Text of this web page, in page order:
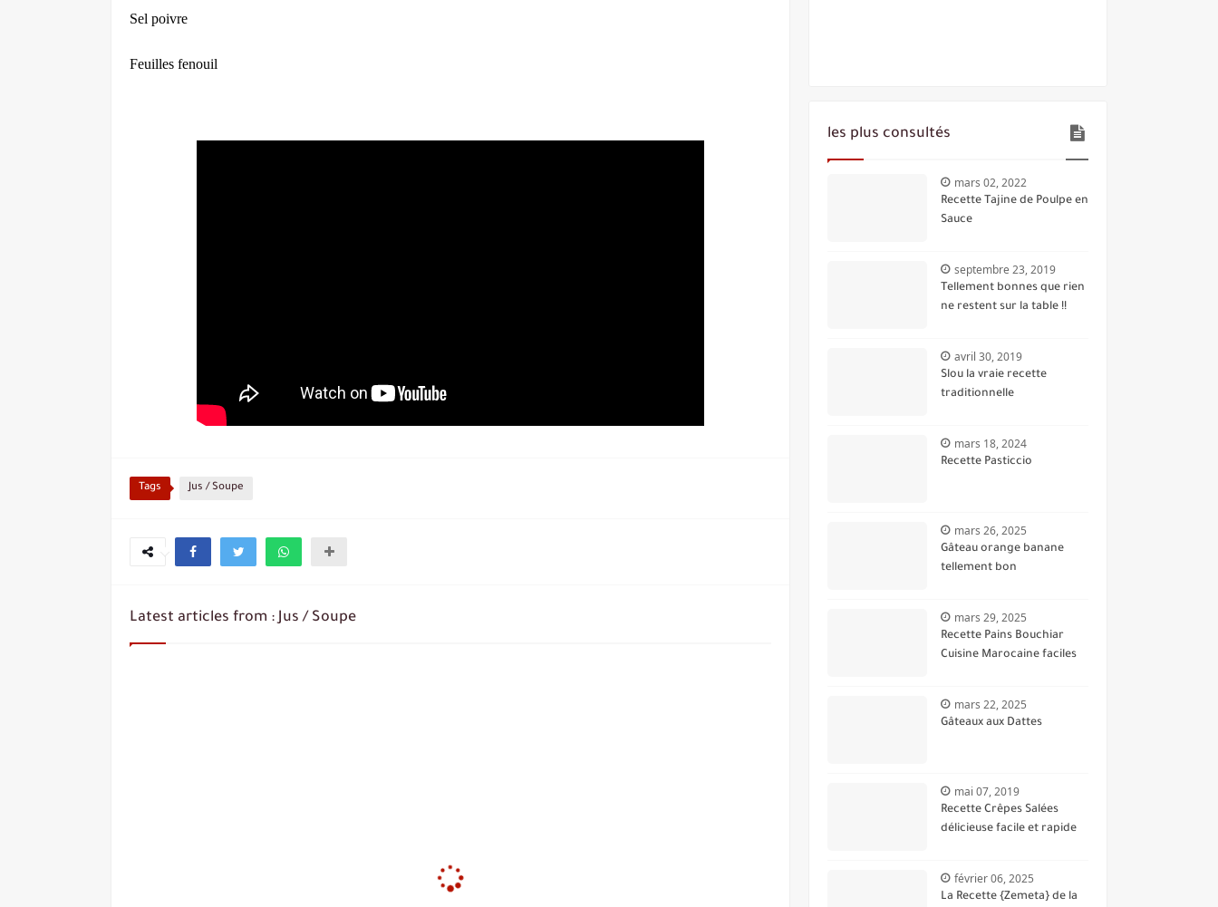
Sel poivre
Feuilles fenouil
Tags Jus / Soupe
Latest articles from : Jus / Soupe
les plus consultés
mars 02, 2022
Recette Tajine de Poulpe en
Sauce
septembre 23, 2019
Tellement bonnes que rien
ne restent sur la table !!
avril 30, 2019
Slou la vraie recette
traditionnelle
mars 18, 2024
Recette Pasticcio
mars 26, 2025
Gâteau orange banane
tellement bon
mars 29, 2025
Recette Pains Bouchiar
Cuisine Marocaine faciles
mars 22, 2025
Gâteaux aux Dattes
mai 07, 2019
Recette Crêpes Salées
délicieuse facile et rapide
février 06, 2025
La Recette {Zemeta} de la